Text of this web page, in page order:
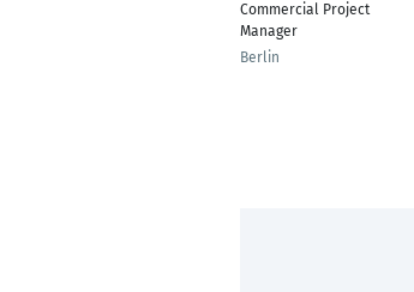
Commercial Project
Manager
Berlin